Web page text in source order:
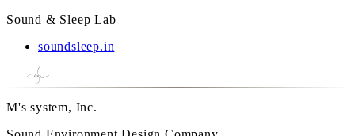
Sound & Sleep Lab
soundsleep.in
M's system, Inc.